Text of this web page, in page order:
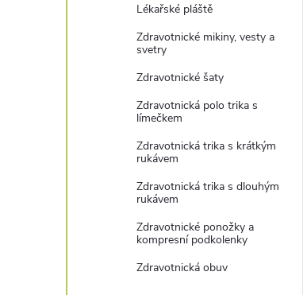
Lékařské pláště
Zdravotnické mikiny, vesty a
svetry
Zdravotnické šaty
Zdravotnická polo trika s
límečkem
Zdravotnická trika s krátkým
rukávem
Zdravotnická trika s dlouhým
rukávem
Zdravotnické ponožky a
kompresní podkolenky
Zdravotnická obuv